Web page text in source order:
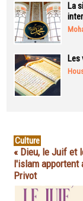
La
Les
Culture
« Dieu, le Juif et
l'islam apportent
Privot